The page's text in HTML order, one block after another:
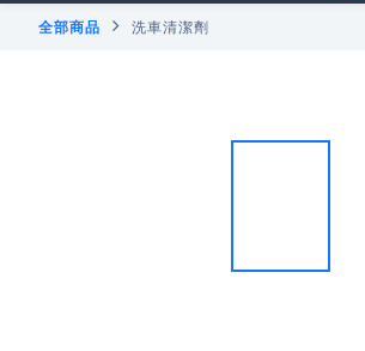
全部商品 洗車清潔劑